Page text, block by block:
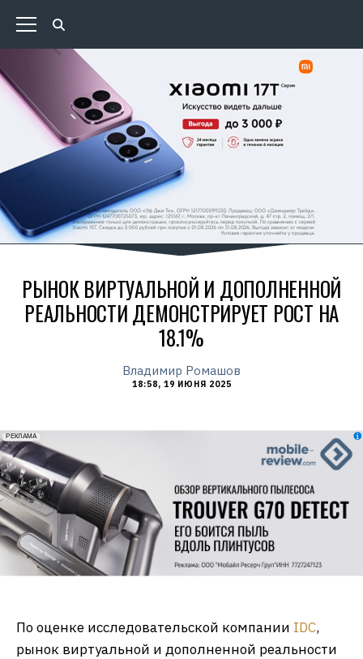
РЫНОК ВИРТУАЛЬНОЙ И ДОПОЛНЕННОЙ
РЕАЛЬНОСТИ ДЕМОНСТРИРУЕТ РОСТ НА
18.1%
Владимир Ромашов
18:58, 19 ИЮНЯ 2025
erid: 2VfnxxmNzs5
РЕКЛАМА
По оценке исследовательской компании IDC,
рынок виртуальной и дополненной реальности